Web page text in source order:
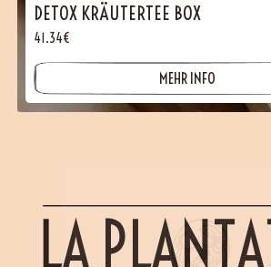
DETOX KRÄUTERTEE BOX
41.34€
MEHR INFO